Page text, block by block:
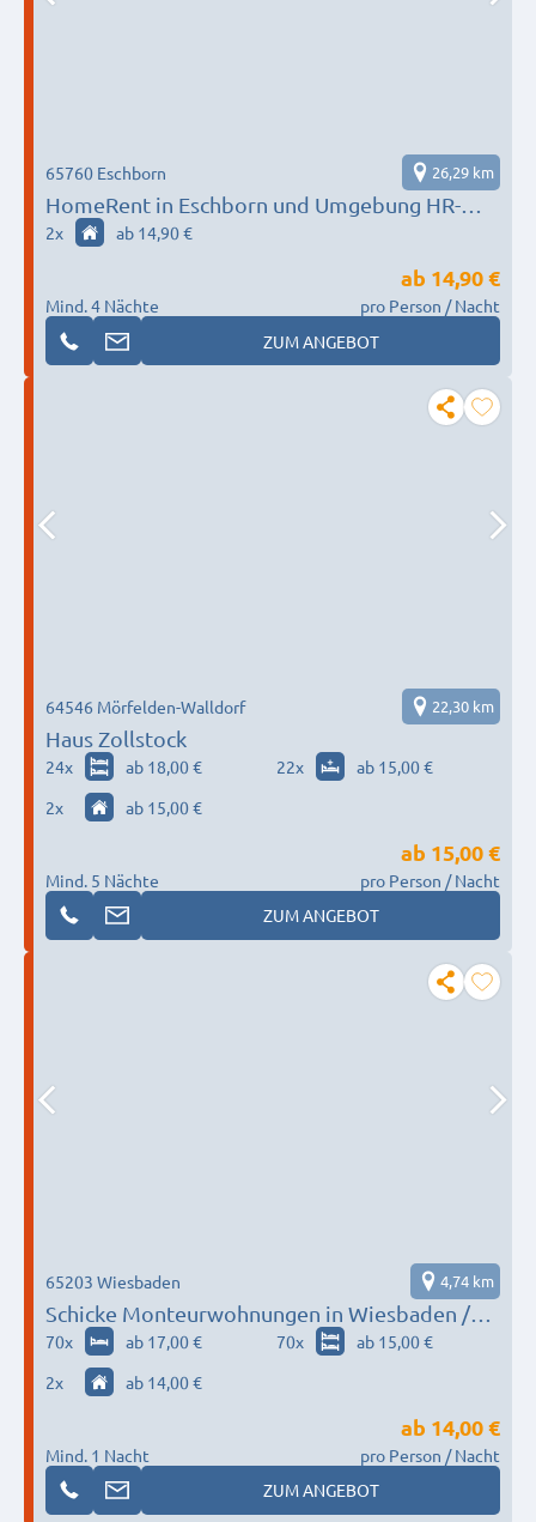
HomeRent in Eschborn und Umgebung HR-
55124-eschborn
65760 Eschborn 26,29 km
2x ab 14,90 €
Mind. 4 Nächte
ab 14,90 €
pro Person / Nacht
ZUM ANGEBOT
Haus Zollstock
64546 Mörfelden-Walldorf 22,30 km
24x ab 18,00 € 22x
ab 15,00 €
2x ab 15,00 €
Mind. 5 Nächte
ab 15,00 €
pro Person / Nacht
ZUM ANGEBOT
Schicke Monteurwohnungen in Wiesbaden /
Mainz
65203 Wiesbaden 4,74 km
70x ab 17,00 € 70x
ab 15,00 €
2x ab 14,00 €
Mind. 1 Nacht
ab 14,00 €
pro Person / Nacht
ZUM ANGEBOT